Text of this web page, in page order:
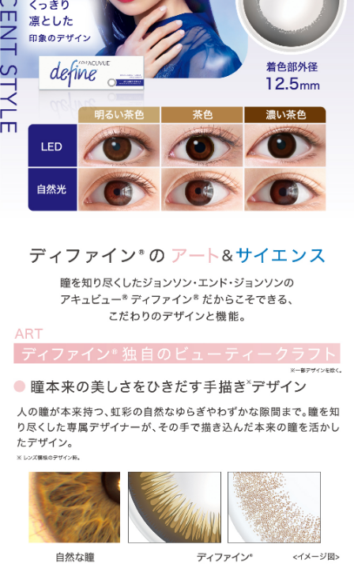
ITEM REVIEWS
この商品のレビューはまだありません。
商品レビューの投稿は ログイン が必要です。